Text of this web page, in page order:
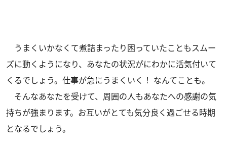
うまくいかなくて煮詰まったり困っていたこともスムー
ズに動くようになり、あなたの状況がにわかに活気付いて
くるでしょう。仕事が急にうまくいく！ なんてことも。
そんなあなたを受けて、周囲の人もあなたへの感謝の気
持ちが強まります。お互いがとても気分良く過ごせる時期
となるでしょう。